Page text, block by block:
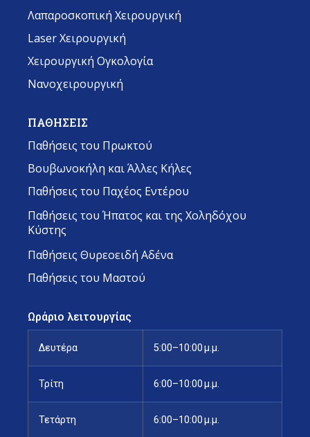
Λαπαροσκοπική Χειρουργική
Laser Χειρουργική
Χειρουργική Ογκολογία
Νανοχειρουργική
ΠΑΘΗΣΕΙΣ
Παθήσεις του Πρωκτού
Βουβωνοκήλη και Άλλες Κήλες
Παθήσεις του Παχέος Εντέρου
Παθήσεις του Ήπατος και της Χοληδόχου
Κύστης
Παθήσεις Θυρεοειδή Αδένα
Παθήσεις του Μαστού
Ωράριο λειτουργίας
Δευτέρα 5:00–10:00 μ.μ.
Τρίτη 6:00–10:00 μ.μ.
Τετάρτη 6:00–10:00 μ.μ.